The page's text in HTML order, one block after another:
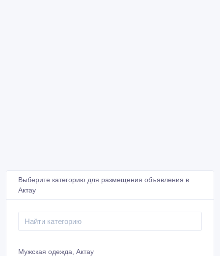
Выберите категорию для размещения объявления в
Актау
Мужская одежда, Актау